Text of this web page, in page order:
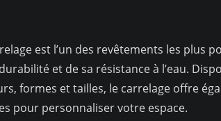
est l’un des revêtements les plus
et de sa résistance à l’eau.
formes et tailles, le carrelage offre
pour personnaliser votre espace.